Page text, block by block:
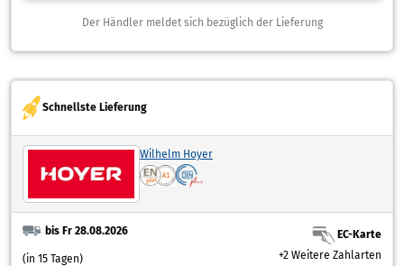
Der Händler meldet sich bezüglich der Lieferung
Schnellste Lieferung
Wilhelm Hoyer
bis Fr 28.08.2026
(in 15 Tagen)
EC-Karte
+2 Weitere Zahlarten